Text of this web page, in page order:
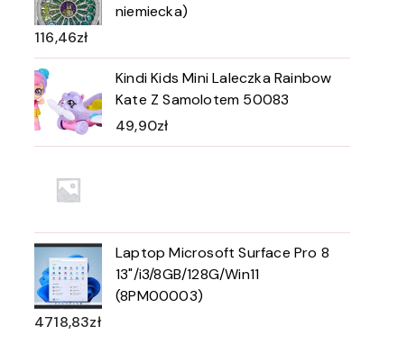
niemiecka)
116,46zł
Kindi Kids Mini Laleczka Rainbow
Kate Z Samolotem 50083
49,90zł
Laptop Microsoft Surface Pro 8
13"/i3/8GB/128G/Win11
(8PM00003)
4718,83zł